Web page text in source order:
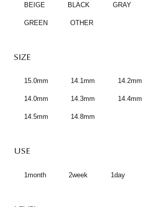
BEIGE BLACK GRAY
GREEN OTHER
SIZE
15.0mm 14.1mm 14.2mm
14.0mm 14.3mm 14.4mm
14.5mm 14.8mm
USE
1month 2week 1day